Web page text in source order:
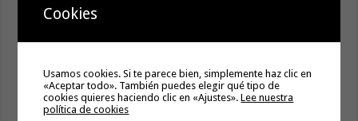
6 agosto, 2026
Cookies
Usamos cookies. Si te parece bien, simplemente haz clic en
«Aceptar todo». También puedes elegir qué tipo de
cookies quieres haciendo clic en «Ajustes».Lee nuestra
política de cookies